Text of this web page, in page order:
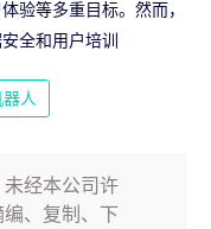
验等多重目标。然而，
全和用户培训
人
经本公司许
、复制、下